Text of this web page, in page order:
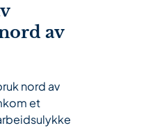
av
nord av
et